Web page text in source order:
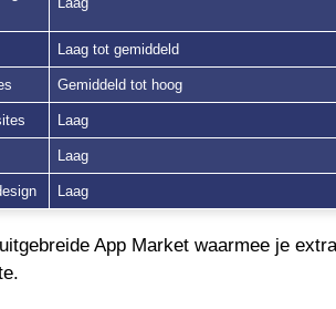
Laag tot gemiddeld
Gemiddeld tot hoog
Laag
Laag
Laag
App Market waarmee je